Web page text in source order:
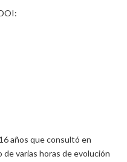
años que consultó en
varias horas de evolución